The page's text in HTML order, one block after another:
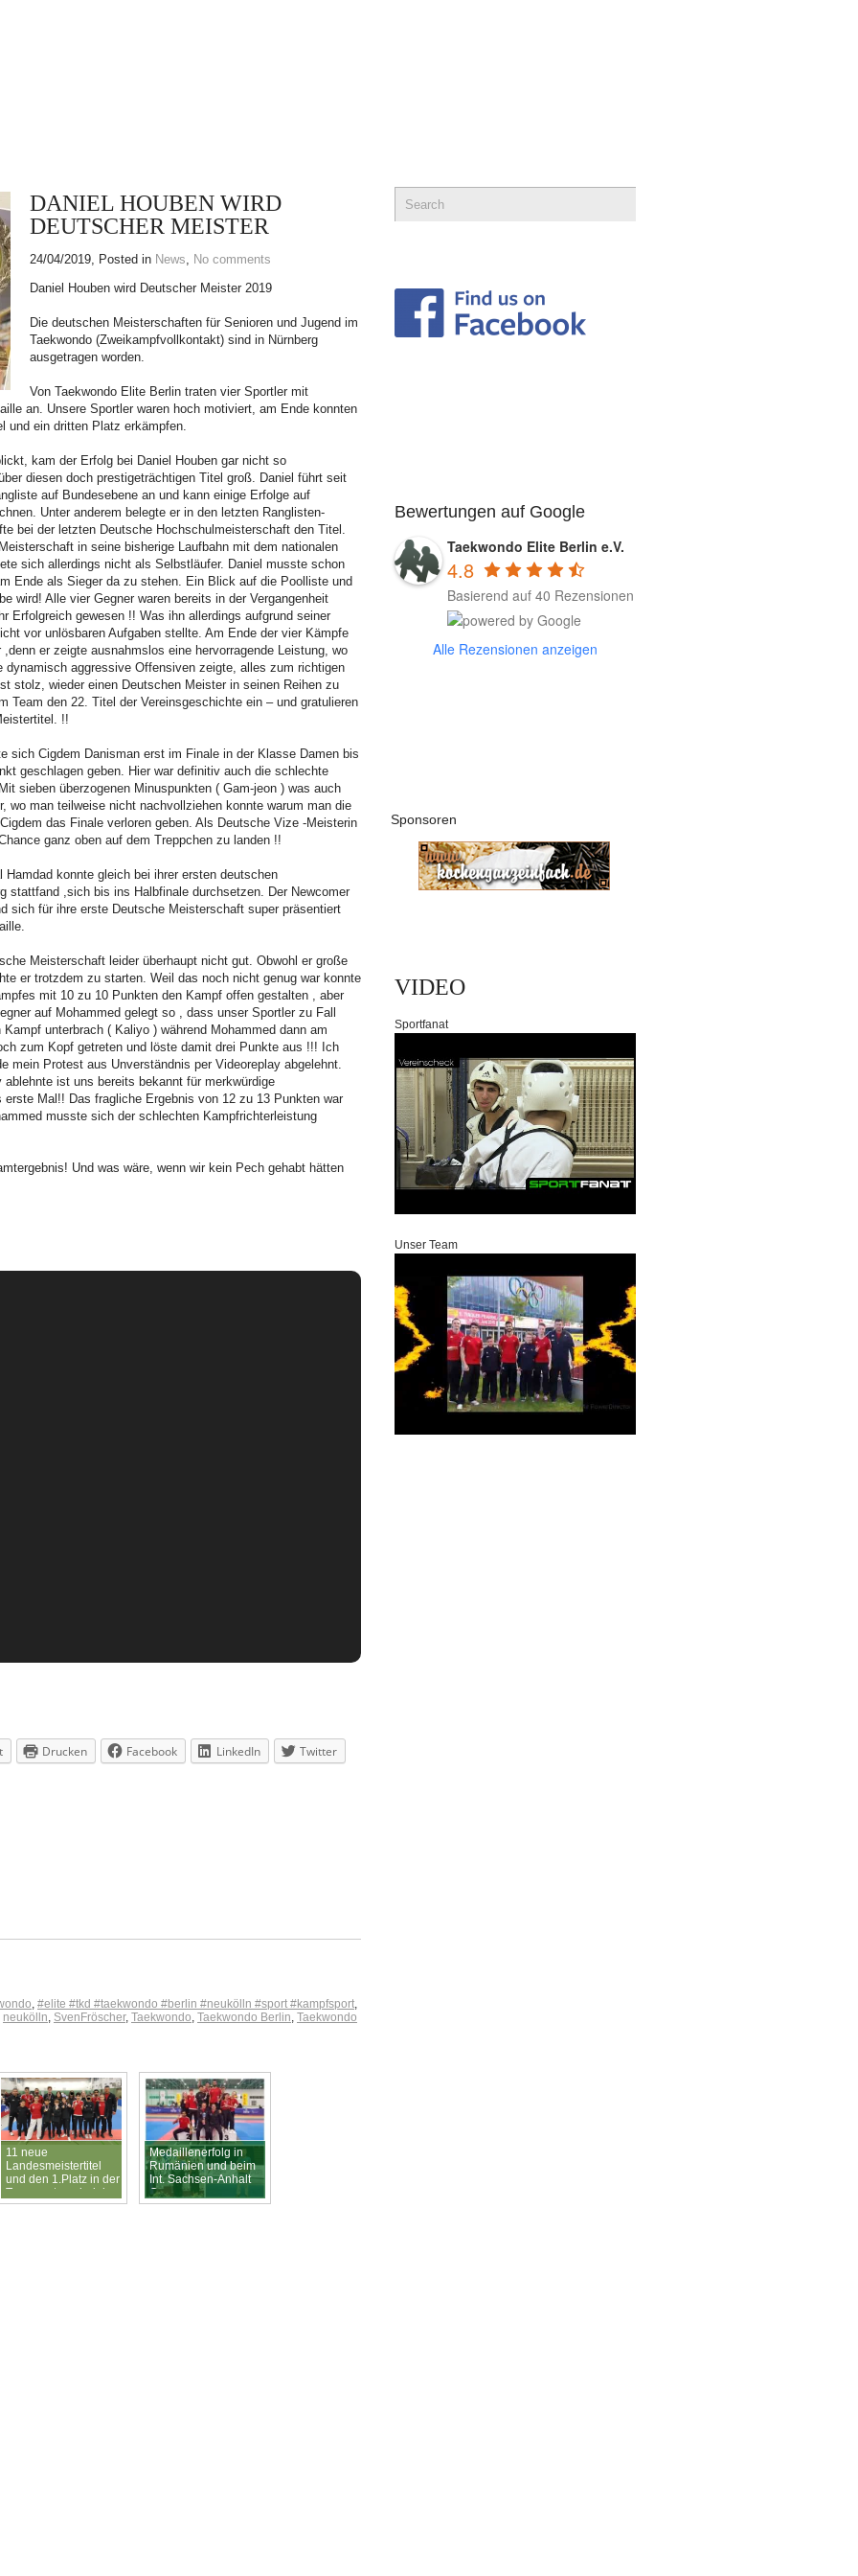
Bewertungen auf Google
Taekwondo Elite Berlin e.V.
4.8
Basierend auf 40 Rezensionen
Alle Rezensionen anzeigen
Sponsoren
VIDEO
Sportfanat
Unser Team
DANIEL HOUBEN WIRD
DEUTSCHER MEISTER
24/04/2019, Posted in News, No comments
Daniel Houben wird Deutscher Meister 2019
Die deutschen Meisterschaften für Senioren und Jugend im
Taekwondo (Zweikampfvollkontakt) sind in Nürnberg
ausgetragen worden.
Von Taekwondo Elite Berlin traten vier Sportler mit
an. Unsere Sportler waren hoch motiviert, am Ende konnten
und ein dritten Platz erkämpfen.
kam der Erfolg bei Daniel Houben gar nicht so
diesen doch prestigeträchtigen Titel groß. Daniel führt seit
auf Bundesebene an und kann einige Erfolge auf
Unter anderem belegte er in den letzten Ranglisten-
bei der letzten Deutsche Hochschulmeisterschaft den Titel.
in seine bisherige Laufbahn mit dem nationalen
sich allerdings nicht als Selbstläufer. Daniel musste schon
Ende als Sieger da zu stehen. Ein Blick auf die Poolliste und
wird! Alle vier Gegner waren bereits in der Vergangenheit
Erfolgreich gewesen !! Was ihn allerdings aufgrund seiner
vor unlösbaren Aufgaben stellte. Am Ende der vier Kämpfe
er zeigte ausnahmslos eine hervorragende Leistung, wo
aggressive Offensiven zeigte, alles zum richtigen
stolz, wieder einen Deutschen Meister in seinen Reihen zu
Team den 22. Titel der Vereinsgeschichte ein – und gratulieren
!!
sich Cigdem Danisman erst im Finale in der Klasse Damen bis
geschlagen geben. Hier war definitiv auch die schlechte
sieben überzogenen Minuspunkten ( Gam-jeon ) was auch
wo man teilweise nicht nachvollziehen konnte warum man die
das Finale verloren geben. Als Deutsche Vize -Meisterin
ganz oben auf dem Treppchen zu landen !!
konnte gleich bei ihrer ersten deutschen
stattfand ,sich bis ins Halbfinale durchsetzen. Der Newcomer
sich für ihre erste Deutsche Meisterschaft super präsentiert
Meisterschaft leider überhaupt nicht gut. Obwohl er große
er trotzdem zu starten. Weil das noch nicht genug war konnte
mit 10 zu 10 Punkten den Kampf offen gestalten , aber
auf Mohammed gelegt so , dass unser Sportler zu Fall
unterbrach ( Kaliyo ) während Mohammed dann am
zum Kopf getreten und löste damit drei Punkte aus !!! Ich
mein Protest aus Unverständnis per Videoreplay abgelehnt.
ist uns bereits bekannt für merkwürdige
Mal!! Das fragliche Ergebnis von 12 zu 13 Punkten war
musste sich der schlechten Kampfrichterleistung
Und was wäre, wenn wir kein Pech gehabt hätten
Drucken Facebook LinkedIn
Twitter
, #elite #tkd #taekwondo #berlin #neukölln #sport #kampfsport,
neukölln, SvenFröscher, Taekwondo, Taekwondo Berlin, Taekwondo
11 neue
Landesmeistertitel
und den 1.Platz in der
Teamwertung bei den
TVBB Masters
Medaillenerfolg in
Rumänien und beim
Int. Sachsen-Anhalt
Cup